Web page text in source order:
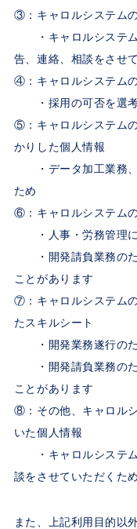
③：キャロルシステム
・キャロルシステム
告、連絡、相談をさせ
④：キャロルシステム
・採用の可否を選考
⑤：キャロルシステム
かりした個人情報
・データ加工業務、
ため
⑥：キャロルシステム
・人事・労務管理に
・開発請負業務のた
ことがあります
⑦：キャロルシステム
たスキルシート
・開発業務遂行のた
・開発請負業務のた
ことがあります
⑧：その他、キャロル
いた個人情報
・キャロルシステム
談をさせていただくため
また、上記利用目的以